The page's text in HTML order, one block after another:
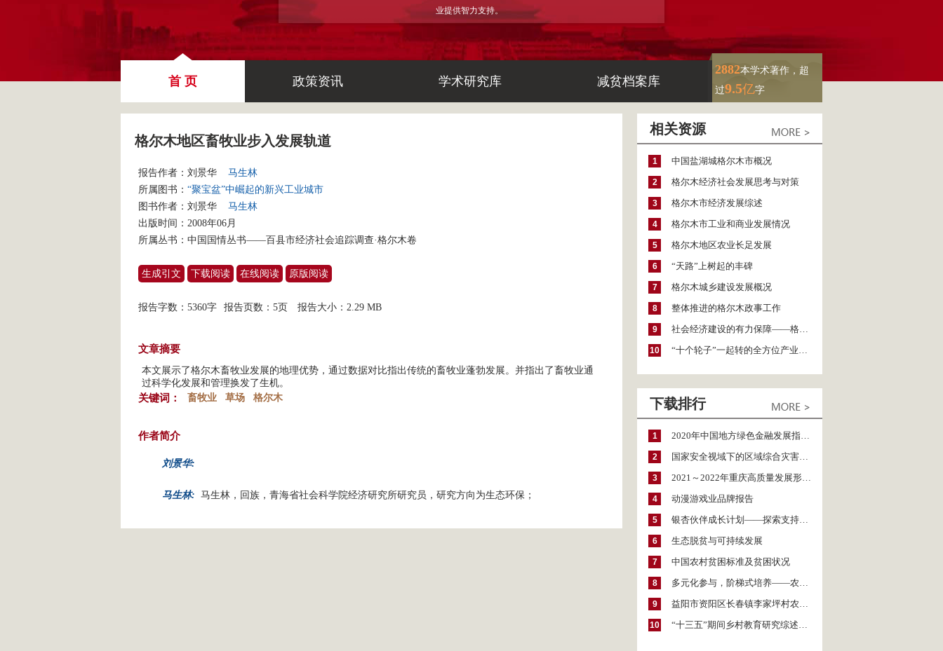
业提供智力支持。
首 页 政策资讯 学术研究库 减贫档案库
2882本学术著作，超
过9.5亿字
格尔木地区畜牧业步入发展轨道
报告作者： 刘景华
马生林
所属图书： “聚宝盆”中崛起的新兴工业城市
图书作者： 刘景华
马生林
出版时间：2008年06月
所属丛书： 中国国情丛书——百县市经济社会追踪调查·格尔木卷
生成引文 下载阅读 在线阅读 原版阅读
报告字数：5360字 报告页数：5页 报告大小： 2.29 MB
文章摘要
本文展示了格尔木畜牧业发展的地理优势，通过数据对比指出传统的畜牧业蓬勃发展。并指出了畜牧业通
过科学化发展和管理换发了生机。
关键词： 畜牧业 草场 格尔木
作者简介
刘景华:
马生林: 马生林，回族，青海省社会科学院经济研究所研究员，研究方向为生态环保；
相关资源
1 中国盐湖城格尔木市概况
2 格尔木经济社会发展思考与对策
3 格尔木市经济发展综述
4 格尔木市工业和商业发展情况
5 格尔木地区农业长足发展
6 “天路”上树起的丰碑
7 格尔木城乡建设发展概况
8 整体推进的格尔木政事工作
9 社会经济建设的有力保障——格尔木政法工作
10 “十个轮子”一起转的全方位产业链——格尔木农垦（集团）有限公司
下载排行
1 2020年中国地方绿色金融发展指数报告
2 国家安全视域下的区域综合灾害风险防范与风险融资战略思考
3 2021～2022年重庆高质量发展形势分析与预测
4 动漫游戏业品牌报告
5 银杏伙伴成长计划——探索支持公益人才的路径
6 生态脱贫与可持续发展
7 中国农村贫困标准及贫困状况
8 多元化参与，阶梯式培养——农家女机构农村妇女参政项目介绍
9 益阳市资阳区长春镇李家坪村农民增收调研报告
10 “十三五”期间乡村教育研究综述（2015～2020）